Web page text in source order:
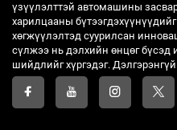
үзүүлэлттэй автомашины
харилцааны
хөгжүүлэлтэд суурилсан
сүлжээ нь дэлхийн өнцөг бүсэд
шийдлийг хүргэдэг.